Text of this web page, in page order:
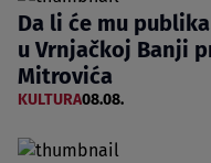
Da li će mu
u Vrnjačkoj Banji
Mitrovića
KULTURA08.08.